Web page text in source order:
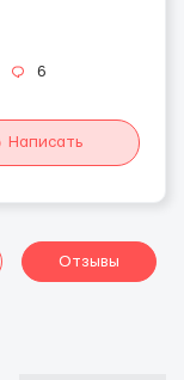
6
Написать
Отзывы